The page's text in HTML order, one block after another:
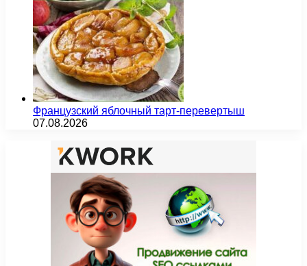
Французский яблочный тарт-перевертыш
07.08.2026